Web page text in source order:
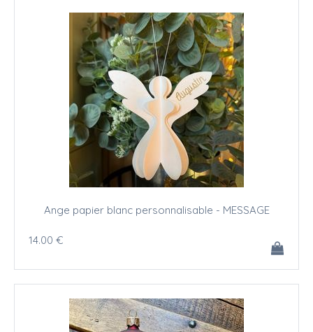
Ange papier blanc personnalisable - MESSAGE
14.00 €